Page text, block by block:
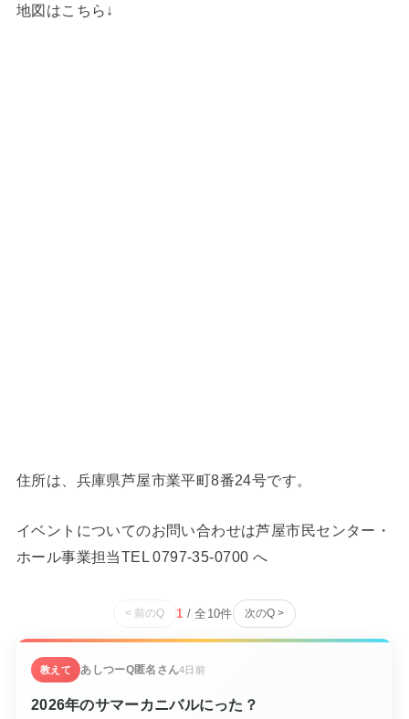
地図はこちら↓
住所は、兵庫県芦屋市業平町8番24号です。
イベントについてのお問い合わせは芦屋市民センター・
ホール事業担当TEL 0797-35-0700 へ
< 前のQ 1 / 全 10件 次のQ >
教えて あしつーQ匿名さん4日前
2026年のサマーカニバルにった？